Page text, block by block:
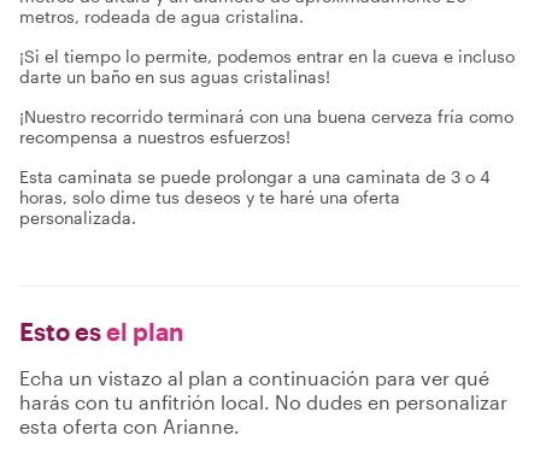
metros, rodeada de agua cristalina.
¡Si el tiempo lo permite, podemos entrar en la cueva e incluso
darte un baño en sus aguas cristalinas!
¡Nuestro recorrido terminará con una buena cerveza fría como
recompensa a nuestros esfuerzos!
Esta caminata se puede prolongar a una caminata de 3 o 4
horas, solo dime tus deseos y te haré una oferta
personalizada.
Esto esel plan
Echa un vistazo al plan a continuación para ver qué
harás con tu anfitrión local. No dudes en personalizar
esta oferta con Arianne.